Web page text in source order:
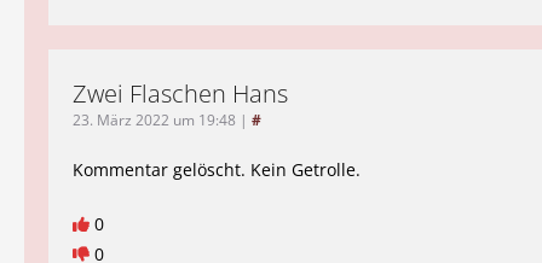
Zwei Flaschen Hans
23. März 2022 um 19:48 | #
Kommentar gelöscht. Kein Getrolle.
0
0